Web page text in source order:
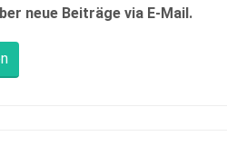
neue Beiträge via E-Mail.